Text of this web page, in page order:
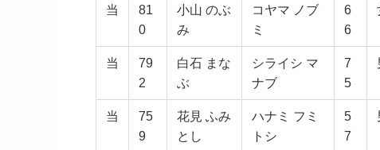
当
81
0
小山 のぶ
み
コヤマ ノブ
ミ
6
6
当
79
2
白石 まな
ぶ
シライシ マ
ナブ
7
5
当
75
9
花見 ふみ
とし
ハナミ フミ
トシ
5
7